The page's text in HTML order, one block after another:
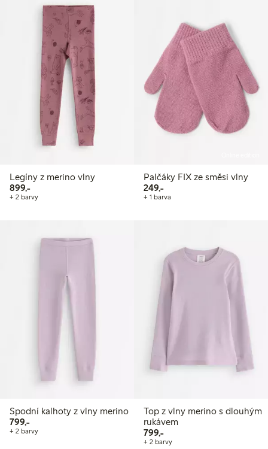
Legíny z merino vlny
899,-899,00 Kč
+ 2 barvy
Palčáky FIX ze směsi vlny
249,-249,00 Kč
+ 1 barva
Spodní kalhoty z vlny merino
799,-799,00 Kč
+ 2 barvy
Top z vlny merino s dlouhým
rukávem
799,-799,00 Kč
+ 2 barvy